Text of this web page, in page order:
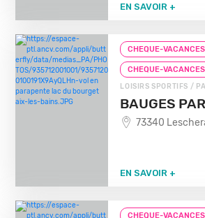
EN SAVOIR +
CHEQUE-
CHEQUE-
LOISIRS SPORTIFS /
BAUGES
73340
EN SAVOIR +
CHEQUE-